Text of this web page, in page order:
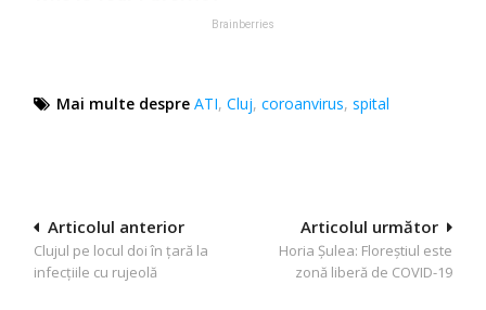
Mai multe despre ATI,Cluj,coroanvirus,spital
Navigare
în
Articolul următor
Horia Șulea: Floreștiul este
zonă liberă de COVID-19
Articolul anterior
Clujul pe locul doi în țară la
infecțiile cu rujeolă